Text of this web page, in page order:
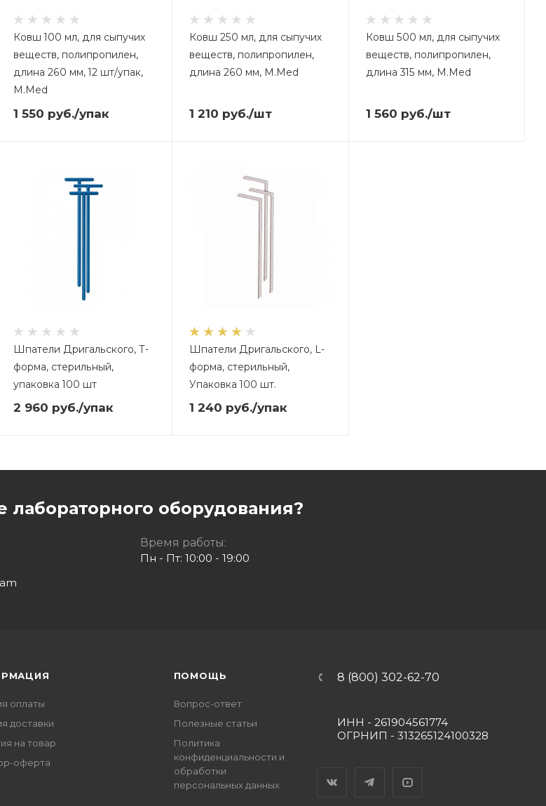
Ковш 100 мл, для сыпучих
веществ, полипропилен,
длина 260 мм, 12 шт/упак,
M.Med
1 550 руб./упак
Ковш 250 мл, для сыпучих
веществ, полипропилен,
длина 260 мм, M.Med
1 210 руб./шт
Ковш 500 мл, для сыпучих
веществ, полипропилен,
длина 315 мм, M.Med
1 560 руб./шт
Шпатели Дригальского, Т-
форма, стерильный,
упаковка 100 шт
2 960 руб./упак
Шпатели Дригальского, L-
форма, стерильный,
Упаковка 100 шт.
1 240 руб./упак
лабораторного оборудования?
Время работы:
Пн - Пт: 10:00 - 19:00
оплаты
доставки
на товар
оферта
ПОМОЩЬ
Вопрос-ответ
Полезные статьи
Политика
конфиденциальности и
обработки
персональных данных
8 (800) 302-62-70
ИНН - 261904561774
ОГРНИП - 313265124100328